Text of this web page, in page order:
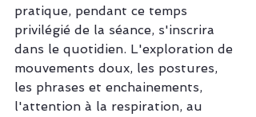
pratique, pendant ce temps
privilégié de la séance, s'inscrira
dans le quotidien. L'exploration de
mouvements doux, les postures,
les phrases et enchainements,
l'attention à la respiration, au